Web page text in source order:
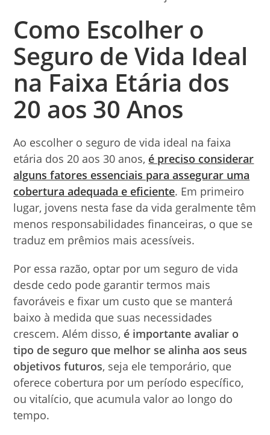
Como Escolher o
Seguro de Vida Ideal
na Faixa Etária dos
20 aos 30 Anos
Ao escolher o seguro de vida ideal na faixa
etária dos 20 aos 30 anos, é preciso considerar
alguns fatores essenciais para assegurar uma
cobertura adequada e eficiente. Em primeiro
lugar, jovens nesta fase da vida geralmente têm
menos responsabilidades financeiras, o que se
traduz em prêmios mais acessíveis.
Por essa razão, optar por um seguro de vida
desde cedo pode garantir termos mais
favoráveis e fixar um custo que se manterá
baixo à medida que suas necessidades
crescem. Além disso, é importante avaliar o
tipo de seguro que melhor se alinha aos seus
objetivos futuros, seja ele temporário, que
oferece cobertura por um período específico,
ou vitalício, que acumula valor ao longo do
tempo.